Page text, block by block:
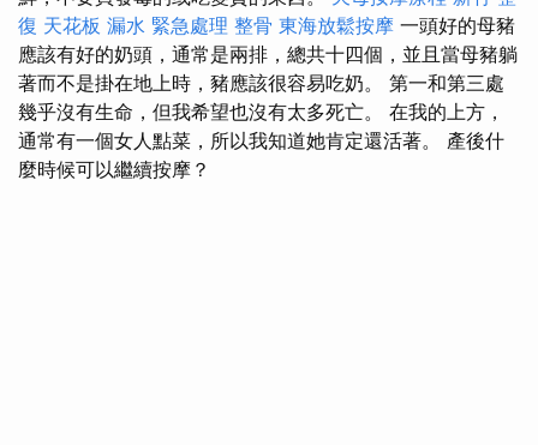
復 天花板 漏水 緊急處理 整骨 東海放鬆按摩 一頭好的母豬
應該有好的奶頭，通常是兩排，總共十四個，並且當母豬躺
著而不是掛在地上時，豬應該很容易吃奶。 第一和第三處
幾乎沒有生命，但我希望也沒有太多死亡。 在我的上方，
通常有一個女人點菜，所以我知道她肯定還活著。 產後什
麼時候可以繼續按摩？